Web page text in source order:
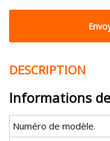
DESCRIPTION
Informations
Numéro de modèle.